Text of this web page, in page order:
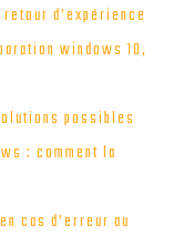
d’expérience
windows 10,
possibles
: comment la
cas d’erreur au